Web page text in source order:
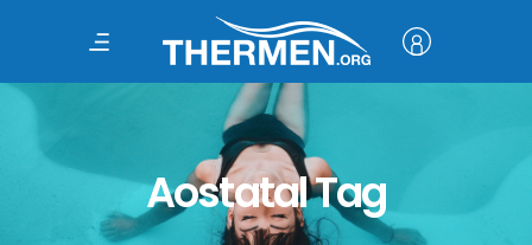
Aostatal Tag